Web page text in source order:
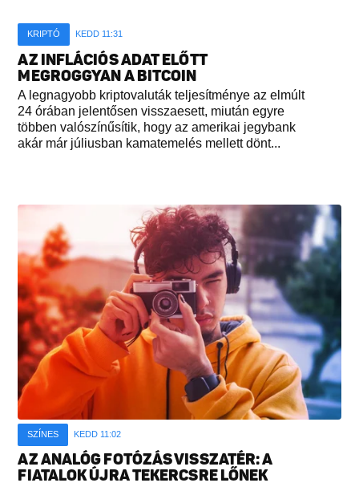
KRIPTÓ KEDD 11:31
AZ INFLÁCIÓS ADAT ELŐTT
MEGROGGYAN A BITCOIN
A legnagyobb kriptovaluták teljesítménye az elmúlt
24 órában jelentősen visszaesett, miután egyre
többen valószínűsítik, hogy az amerikai jegybank
akár már júliusban kamatemelés mellett dönt...
SZÍNES KEDD 11:02
AZ ANALÓG FOTÓZÁS VISSZATÉR: A
FIATALOK ÚJRA TEKERCSRE LŐNEK